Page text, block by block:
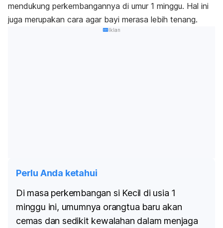
mendukung perkembangannya di umur 1 minggu. Hal ini
juga merupakan cara agar bayi merasa lebih tenang.
Iklan
Perlu Anda ketahui
Di masa perkembangan si Kecil di usia 1
minggu ini, umumnya orangtua baru akan
cemas dan sedikit kewalahan dalam menjaga